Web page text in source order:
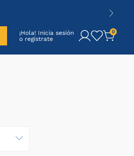
¡Hola! Inicia sesión 0